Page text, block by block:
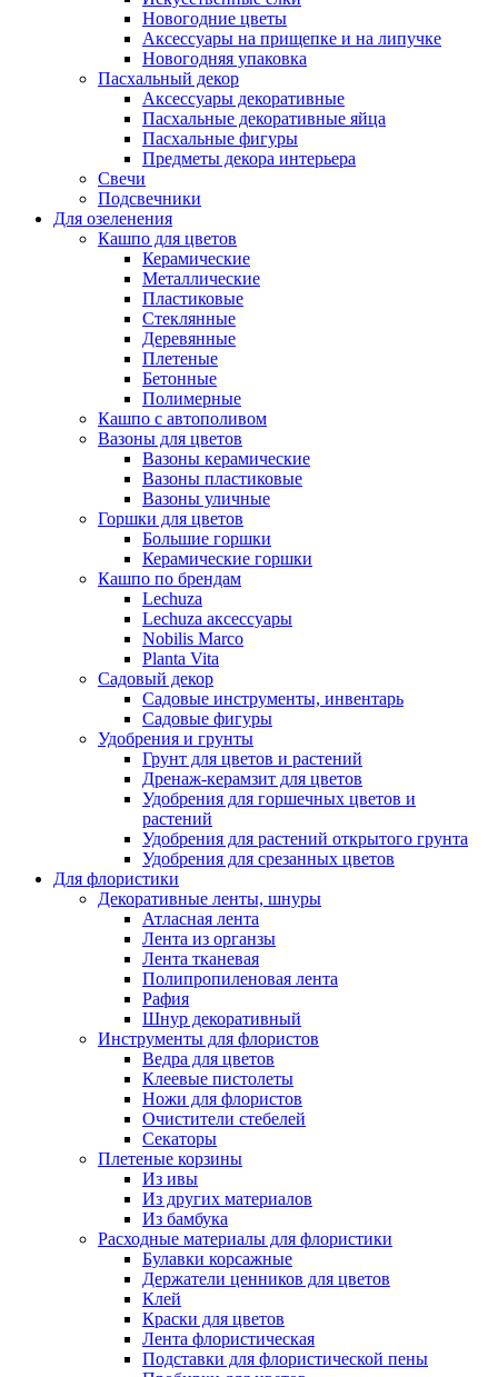
Новогодние цветы
Аксессуары на прищепке и на липучке
Новогодняя упаковка
Пасхальный декор
Аксессуары декоративные
Пасхальные декоративные яйца
Пасхальные фигуры
Предметы декора интерьера
Свечи
Подсвечники
Для озеленения
Кашпо для цветов
Керамические
Металлические
Пластиковые
Стеклянные
Деревянные
Плетеные
Бетонные
Полимерные
Кашпо с автополивом
Вазоны для цветов
Вазоны керамические
Вазоны пластиковые
Вазоны уличные
Горшки для цветов
Большие горшки
Керамические горшки
Кашпо по брендам
Lechuza
Lechuza аксессуары
Nobilis Marco
Planta Vita
Садовый декор
Садовые инструменты, инвентарь
Садовые фигуры
Удобрения и грунты
Грунт для цветов и растений
Дренаж-керамзит для цветов
Удобрения для горшечных цветов и
растений
Удобрения для растений открытого грунта
Удобрения для срезанных цветов
Для флористики
Декоративные ленты, шнуры
Атласная лента
Лента из органзы
Лента тканевая
Полипропиленовая лента
Рафия
Шнур декоративный
Инструменты для флористов
Ведра для цветов
Клеевые пистолеты
Ножи для флористов
Очистители стебелей
Секаторы
Плетеные корзины
Из ивы
Из других материалов
Из бамбука
Расходные материалы для флористики
Булавки корсажные
Держатели ценников для цветов
Клей
Краски для цветов
Лента флористическая
Подставки для флористической пены